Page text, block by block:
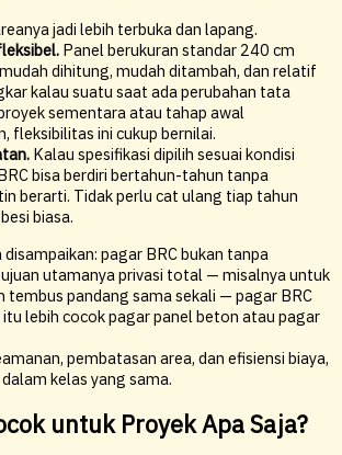
jadi lebih terbuka dan lapang.
Panel berukuran standar 240 cm
dihitung, mudah ditambah, dan relatif
kalau suatu saat ada perubahan tata
sementara atau tahap awal
fleksibilitas ini cukup bernilai.
Kalau spesifikasi dipilih sesuai kondisi
bisa berdiri bertahun-tahun tanpa
berarti. Tidak perlu cat ulang tiap tahun
biasa.
pagar BRC bukan tanpa
utamanya privasi total — misalnya untuk
tembus pandang sama sekali — pagar BRC
lebih cocok pagar panel beton atau pagar
pembatasan area, dan efisiensi biaya,
kelas yang sama.
untuk Proyek Apa Saja?